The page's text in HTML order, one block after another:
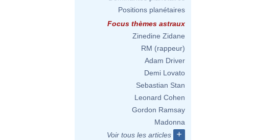
Positions planétaires
Focus thèmes astraux
Zinedine Zidane
RM (rappeur)
Adam Driver
Demi Lovato
Sebastian Stan
Leonard Cohen
Gordon Ramsay
Madonna
Voir tous les articles
+